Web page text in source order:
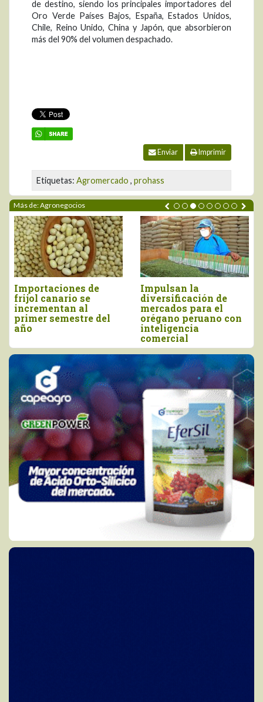
de destino, siendo los principales importadores del
Oro Verde Países Bajos, España, Estados Unidos,
Chile, Reino Unido, China y Japón, que absorbieron
más del 90% del volumen despachado.
Enviar Imprimir
Etiquetas: Agromercado , prohass
Más de: Agronegocios
Perú importó vino por
más de US$ 16,4
millones, entre enero
y junio
Tres pilares para
impulsar la
competitividad del
agro peruano